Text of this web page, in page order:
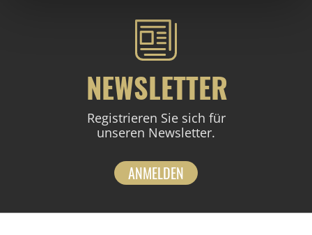
NEWSLETTER
Registrieren Sie sich für
unseren Newsletter.
ANMELDEN